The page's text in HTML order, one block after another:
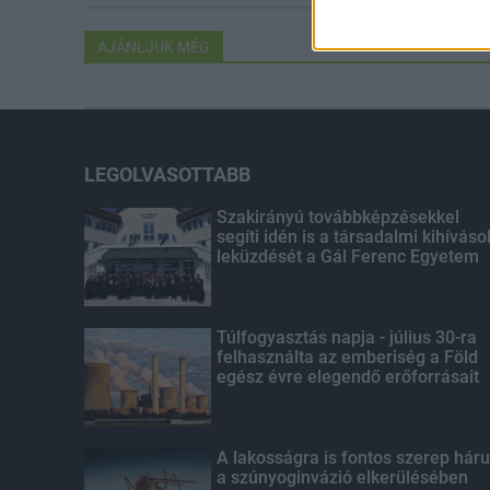
AJÁNLJUK MÉG
LEGOLVASOTTABB
Szakirányú továbbképzésekkel
segíti idén is a társadalmi
leküzdését a Gál Ferenc Egyetem
Túlfogyasztás napja - július 30-ra
felhasználta az emberiség a Föld
egész évre elegendő erőforrásait
A lakosságra is fontos szerep
a szúnyoginvázió elkerülésében